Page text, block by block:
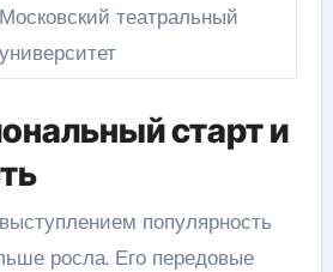
Московский театральный
университет
старт и
популярность
росла. Его передовые